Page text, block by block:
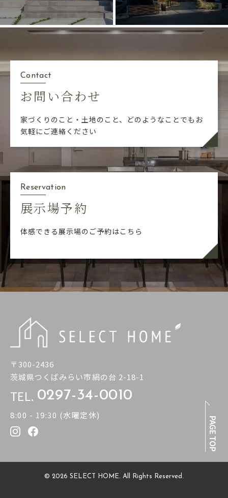
Contact
お問い合わせ
家づくりのこと・土地のこと、どのようなことでも お
気軽にご連絡ください
Reservation
展示場予約
体感できる展示場のご予約はこちら
PAGE TOP
〒300-2436
茨城県つくばみらい市絹の台 2-18-1
TEL. 0297-34-0010
8:00 - 19:30 (水曜定休)
© 2026 SELECT HOME. All Rights Reserved.